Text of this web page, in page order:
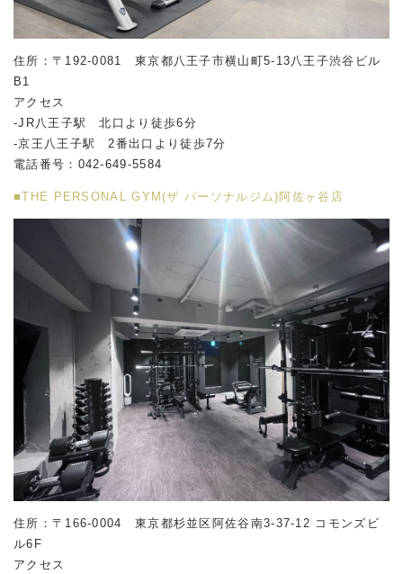
住所：〒192-0081 東京都八王子市横山町5-13八王子渋谷ビル
B1
アクセス
-JR八王子駅 北口より徒歩6分
-京王八王子駅 2番出口より徒歩7分
電話番号：042-649-5584
■THE PERSONAL GYM(ザ パーソナルジム)阿佐ヶ谷店
住所：〒166-0004 東京都杉並区阿佐谷南3-37-12 コモンズビ
ル6F
アクセス